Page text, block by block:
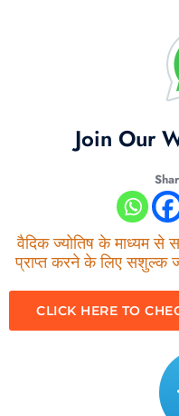
Join Our
वैदिक ज्योतिष के माध्यम से
प्राप्त करने के लिए सशुल्क
CLICK HERE TO